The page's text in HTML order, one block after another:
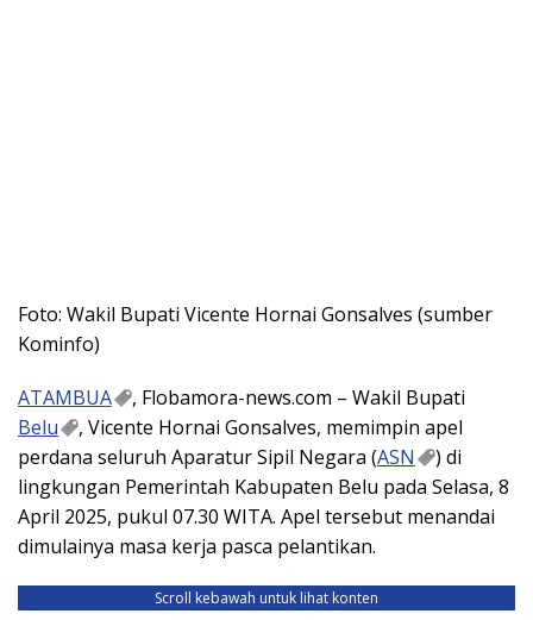
Foto: Wakil Bupati Vicente Hornai Gonsalves (sumber
Kominfo)
ATAMBUA
, Flobamora-news.com – Wakil Bupati
Belu
, Vicente Hornai Gonsalves, memimpin apel
perdana seluruh Aparatur Sipil Negara (ASN
) di
lingkungan Pemerintah Kabupaten Belu pada Selasa, 8
April 2025, pukul 07.30 WITA. Apel tersebut menandai
dimulainya masa kerja pasca pelantikan.
Scroll kebawah untuk lihat konten